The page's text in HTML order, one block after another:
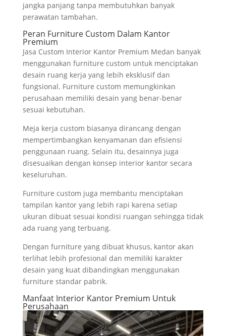
jangka panjang tanpa membutuhkan banyak
perawatan tambahan.
Peran Furniture Custom Dalam Kantor
Premium
Jasa Custom Interior Kantor Premium Medan banyak
menggunakan furniture custom untuk menciptakan
desain ruang kerja yang lebih eksklusif dan
fungsional. Furniture custom memungkinkan
perusahaan memiliki desain yang benar-benar
sesuai kebutuhan.
Meja kerja custom biasanya dirancang dengan
mempertimbangkan kenyamanan dan efisiensi
penggunaan ruang. Selain itu, desainnya juga
disesuaikan dengan konsep interior kantor secara
keseluruhan.
Furniture custom juga membantu menciptakan
tampilan kantor yang lebih rapi karena setiap
ukuran dibuat sesuai kondisi ruangan sehingga tidak
ada ruang yang terbuang.
Dengan furniture yang dibuat khusus, kantor akan
terlihat lebih profesional dan memiliki karakter
desain yang kuat dibandingkan menggunakan
furniture standar pabrik.
Manfaat Interior Kantor Premium Untuk
Perusahaan